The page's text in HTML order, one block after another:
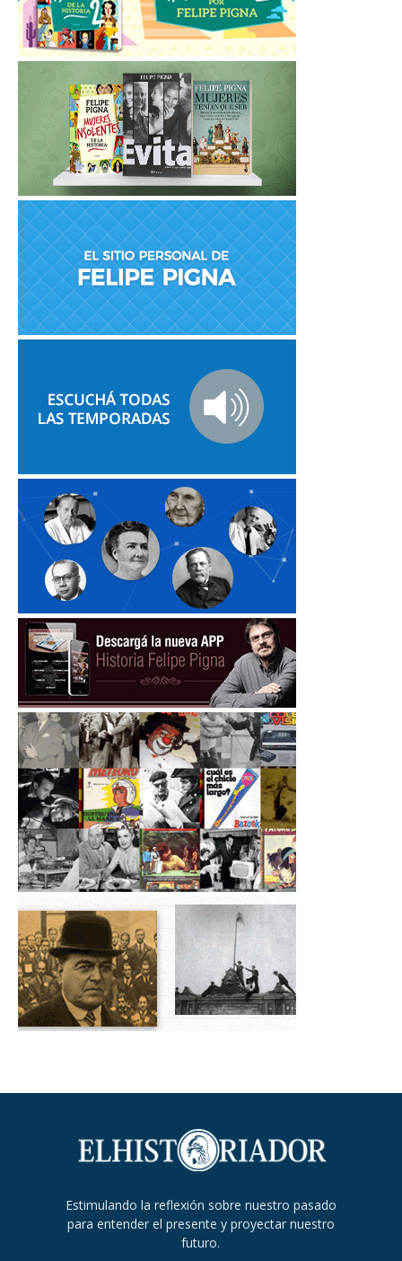
Estimulando la reflexión sobre nuestro pasado
para entender el presente y proyectar nuestro
futuro.